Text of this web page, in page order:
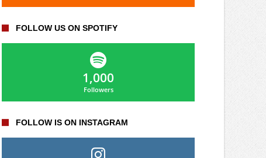
FOLLOW US ON SPOTIFY
1,000
Followers
FOLLOW IS ON INSTAGRAM